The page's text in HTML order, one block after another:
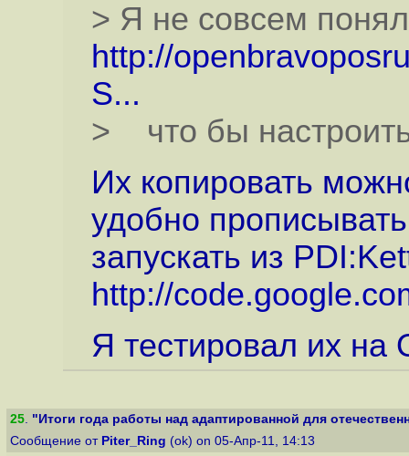
> Я не совсем
http://
S...
> что бы
Их копировать
удобно
запускать из
http://
Я тестировал их на
25. "Итоги года работы над адаптированной для
Сообщение от Piter_Ring (ok) on 05-Апр-11, 14:13